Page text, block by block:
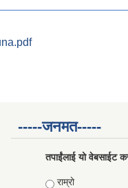
-----जनमत-----
तपाईंलाई यो वेबसाईट
Choices
राम्रो